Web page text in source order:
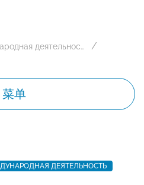
Международная деятельность
菜单
ДЕЯТЕЛЬНОСТЬ